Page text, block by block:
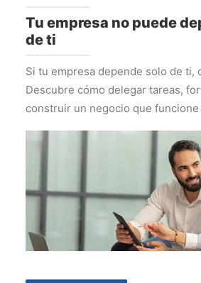
Tu empresa no puede
de ti
Si tu empresa depende solo de ti,
Descubre cómo delegar tareas,
construir un negocio que funcione